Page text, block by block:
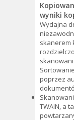
wyniki
Wydajna
skanerem
poprzez
TWAIN, a